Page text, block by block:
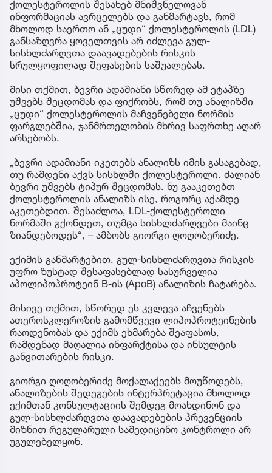
ქოლესტეროლის შესახებ მნიშვნელოვან
ინფორმაციას ავრცელებს და განმარტავს, რომ
მხოლოდ საერთო ან „ცუდი“ ქოლესტეროლის (LDL)
განსაზღვრა ყოველთვის არ იძლევა გულ-
სისხლძარღვთა დაავადებების რისკის
სრულყოფილად შეფასების საშუალებას.
მისი თქმით, ბევრი ადამიანი სწორედ ამ ეტაპზე
უშვებს შეცდომას და ფიქრობს, რომ თუ ანალიზში
„ცუდი“ ქოლესტეროლის მაჩვენებელი ნორმის
ფარგლებშია, ჯანმრთელობის მხრივ საფრთხე აღარ
არსებობს.
„ბევრი ადამიანი იკეთებს ანალიზს იმის გასაგებად,
თუ რამდენი აქვს სისხლში ქოლესტეროლი. ძალიან
ბევრი უშვებს ტიპურ შეცდომას. ნუ გააკეთებთ
ქოლესტეროლის ანალიზს ისე, როგორც აქამდე
აკეთებდით. შესაძლოა, LDL-ქოლესტეროლი
ნორმაში გქონდეთ, თუმცა სისხლძარღვები მაინც
ზიანდებოდეს“, – ამბობს გიორგი ღოღობერიძე.
ექიმის განმარტებით, გულ-სისხლძარღვთა რისკის
უფრო ზუსტად შესაფასებლად სასურველია
აპოლიპოპროტეინ B-ის (ApoB) ანალიზის ჩატარება.
მისივე თქმით, სწორედ ეს კვლევა აჩვენებს
ათეროსკლეროზის გამომწვევი ლიპოპროტეინების
რაოდენობას და ექიმს ეხმარება შეაფასოს,
რამდენად მაღალია ინფარქტისა და ინსულტის
განვითარების რისკი.
გიორგი ღოღობერიძე მოქალაქეებს მოუწოდებს,
ანალიზების შედეგების ინტერპრეტაცია მხოლოდ
ექიმთან კონსულტაციის შემდეგ მოახდინონ და
გულ-სისხლძარღვთა დაავადებების პრევენციის
მიზნით რეგულარული სამედიცინო კონტროლი არ
უგულებელყონ.